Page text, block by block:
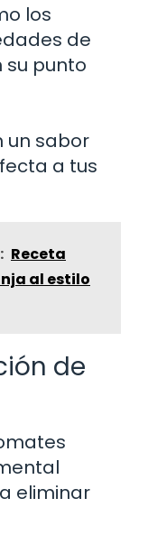
los
de
punto
un sabor
a tus
Receta
al estilo
de
eliminar